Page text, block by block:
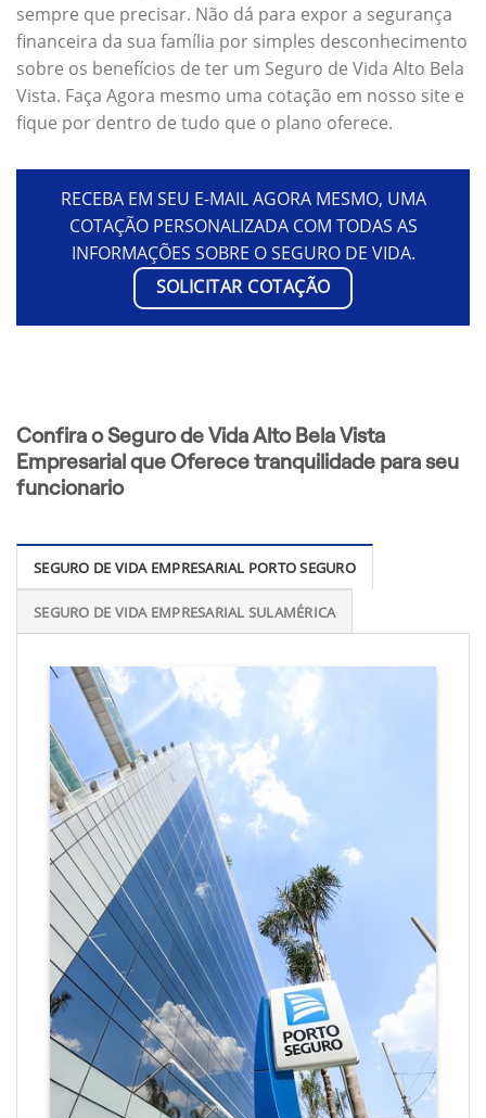
sempre que precisar. Não dá para expor a segurança
financeira da sua família por simples desconhecimento
sobre os benefícios de ter um Seguro de Vida Alto Bela
Vista. Faça Agora mesmo uma cotação em nosso site e
fique por dentro de tudo que o plano oferece.
RECEBA EM SEU E-MAIL AGORA MESMO, UMA
COTAÇÃO PERSONALIZADA COM TODAS AS
INFORMAÇÕES SOBRE O SEGURO DE VIDA.
SOLICITAR COTAÇÃO
Confira o Seguro de Vida Alto Bela Vista
Empresarial que Oferece tranquilidade para seu
funcionario
SEGURO DE VIDA EMPRESARIAL PORTO SEGURO
SEGURO DE VIDA EMPRESARIAL SULAMÉRICA